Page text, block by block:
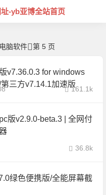
-yb亚博全站首页
电脑软件 第 5 页
v7.36.0.3 for windows
三方v7.14.1加速版
161.1k
版v2.9.0-beta.3 | 全网付
36.8k
绿色便携版/全能屏幕截